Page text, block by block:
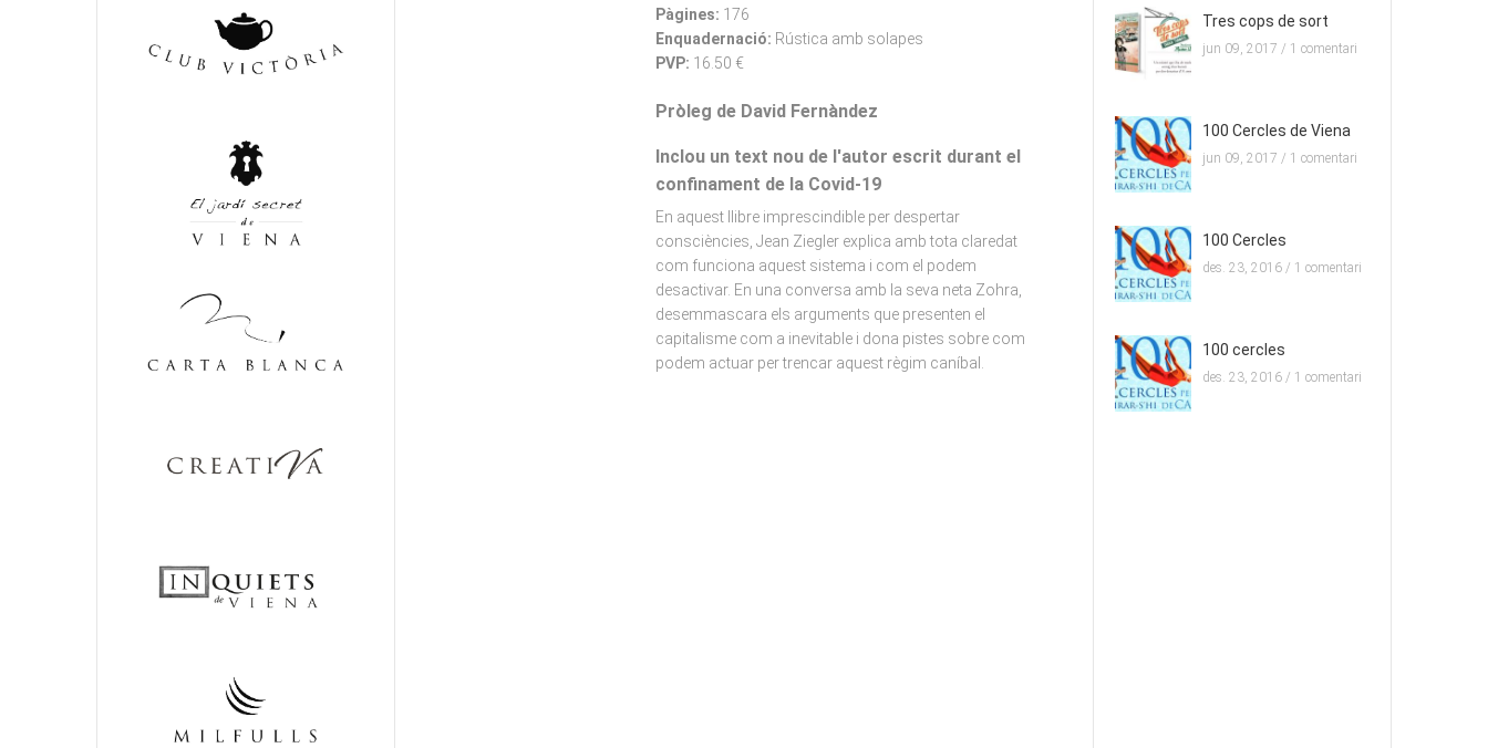
Pàgines: 176
Enquadernació: Rústica amb solapes
PVP: 16.50 €
Pròleg de David Fernàndez
Inclou un text nou de l'autor escrit durant el
confinament de la Covid-19
En aquest llibre imprescindible per despertar
consciències, Jean Ziegler explica amb tota claredat
com funciona aquest sistema i com el podem
desactivar. En una conversa amb la seva neta Zohra,
desemmascara els arguments que presenten el
capitalisme com a inevitable i dona pistes sobre com
podem actuar per trencar aquest règim caníbal.
Tres cops de sort
jun 09, 2017 / 1 comentari
100 Cercles de Viena
jun 09, 2017 / 1 comentari
100 Cercles
des. 23, 2016 / 1 comentari
100 cercles
des. 23, 2016 / 1 comentari